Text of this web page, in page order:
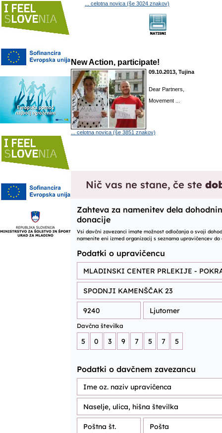
... celotna novica (še 3024 znakov)
New Action, participate!
09.10.2013, Tujina
Dear Partners,
Movement ...
... celotna novica (še 3851 znakov)